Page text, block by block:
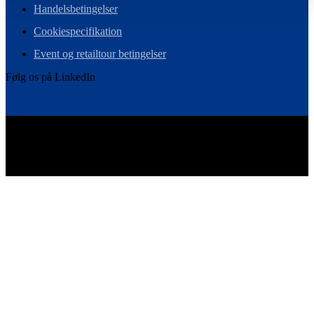
Handelsbetingelser
Cookiespecifikation
Event og retailtour betingelser
Følg os på LinkedIn